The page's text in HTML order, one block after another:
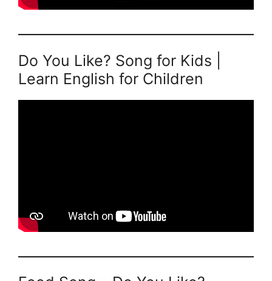
Do You Like? Song for Kids |
Learn English for Children